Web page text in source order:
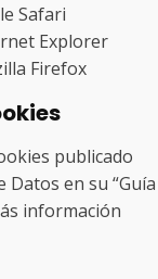
Safari
Explorer
Firefox
publicado
Datos en su “Guía
información